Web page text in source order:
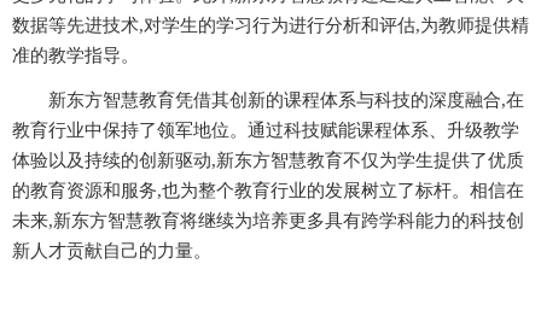
数据等先进技术,对学生的学习行为进行分析和评估,为教师提供精
准的教学指导。
新东方智慧教育凭借其创新的课程体系与科技的深度融合,在
教育行业中保持了领军地位。通过科技赋能课程体系、升级教学
体验以及持续的创新驱动,新东方智慧教育不仅为学生提供了优质
的教育资源和服务,也为整个教育行业的发展树立了标杆。相信在
未来,新东方智慧教育将继续为培养更多具有跨学科能力的科技创
新人才贡献自己的力量。